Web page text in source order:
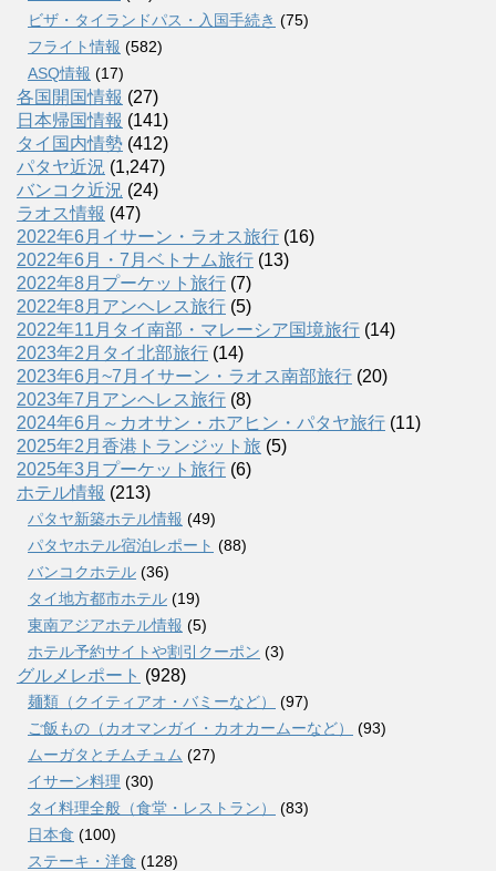
ビザ・タイランドパス・入国手続き (75)
フライト情報 (582)
ASQ情報 (17)
各国開国情報 (27)
日本帰国情報 (141)
タイ国内情勢 (412)
パタヤ近況 (1,247)
バンコク近況 (24)
ラオス情報 (47)
2022年6月イサーン・ラオス旅行 (16)
2022年6月・7月ベトナム旅行 (13)
2022年8月プーケット旅行 (7)
2022年8月アンヘレス旅行 (5)
2022年11月タイ南部・マレーシア国境旅行 (14)
2023年2月タイ北部旅行 (14)
2023年6月~7月イサーン・ラオス南部旅行 (20)
2023年7月アンヘレス旅行 (8)
2024年6月～カオサン・ホアヒン・パタヤ旅行 (11)
2025年2月香港トランジット旅 (5)
2025年3月プーケット旅行 (6)
ホテル情報 (213)
パタヤ新築ホテル情報 (49)
パタヤホテル宿泊レポート (88)
バンコクホテル (36)
タイ地方都市ホテル (19)
東南アジアホテル情報 (5)
ホテル予約サイトや割引クーポン (3)
グルメレポート (928)
麺類（クイティアオ・バミーなど）
(97)
ご飯もの（カオマンガイ・カオカームーなど）
(93)
ムーガタとチムチュム (27)
イサーン料理 (30)
タイ料理全般（食堂・レストラン）
(83)
日本食 (100)
ステーキ・洋食 (128)